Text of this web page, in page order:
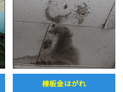
棟板金はがれ